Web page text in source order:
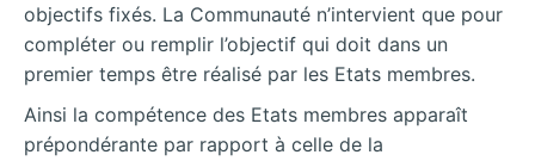
objectifs fixés. La Communauté n’intervient que pour
compléter ou remplir l’objectif qui doit dans un
premier temps être réalisé par les Etats membres.
Ainsi la compétence des Etats membres apparaît
prépondérante par rapport à celle de la